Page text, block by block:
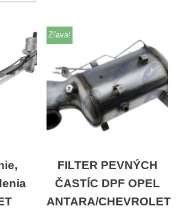
Zľava!
FILTER PEVNÝCH
ČASTÍC DPF OPEL
ANTARA/CHEVROLET